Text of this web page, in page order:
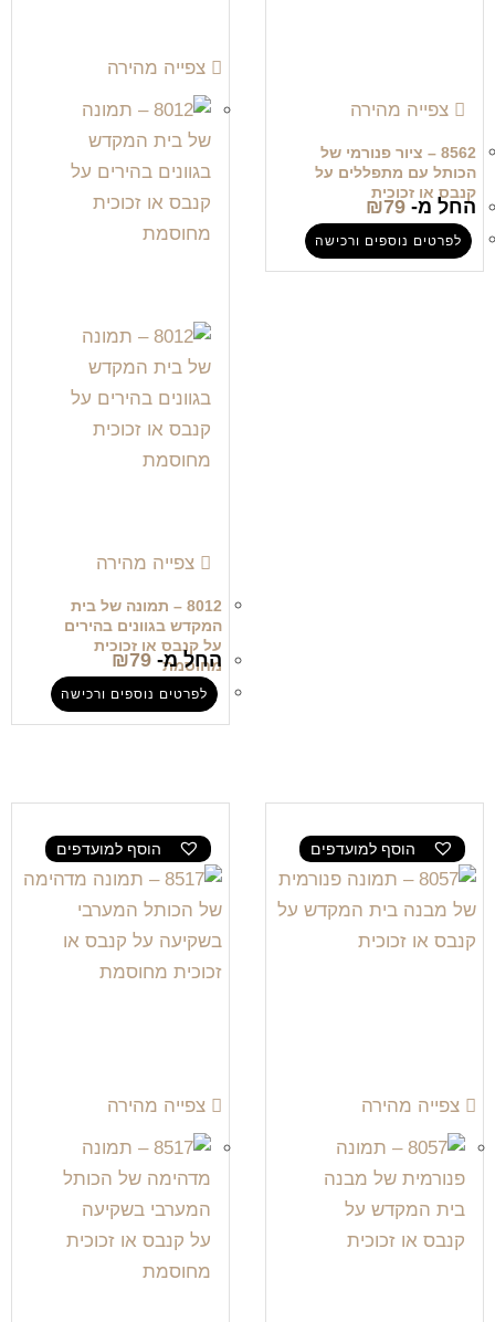
צפייה מהירה
8562 – ציור פנורמי של
הכותל עם מתפללים על
קנבס או זכוכית
החל מ- ₪79
לפרטים נוספים ורכישה
צפייה מהירה
צפייה מהירה
8012 – תמונה של בית
המקדש בגוונים בהירים
על קנבס או זכוכית
מחוסמת
החל מ- ₪79
לפרטים נוספים ורכישה
הוסף למועדפים
צפייה מהירה
הוסף למועדפים
צפייה מהירה